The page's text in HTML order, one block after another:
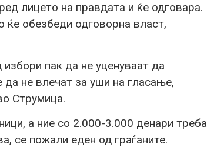
лицето на правдата и ќе одговара.
обезбеди одговорна власт,
пак да не уценуваат да
не влечат за уши на гласање,
Струмица.
а ние со 2.000-3.000 денари треба
се пожали еден од граѓаните.